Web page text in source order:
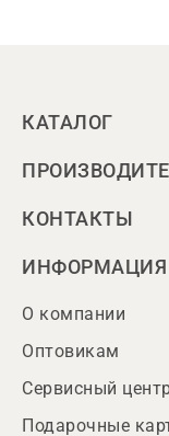
КАТАЛОГ
КОНТАКТЫ
ИНФОРМАЦИЯ
О компании
Оптовикам
Сервисный
Подарочные